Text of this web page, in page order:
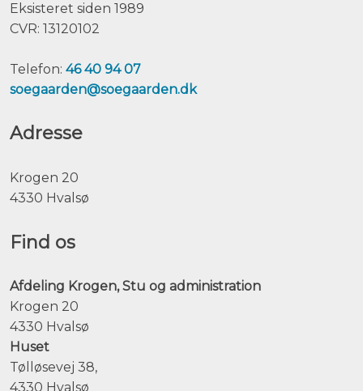
Eksisteret siden 1989
CVR: 13120102
Telefon:46 40 94 07
soegaarden@soegaarden.dk
Adresse
​Krogen 20
4330 Hvalsø
Find os
Afdeling Krogen, Stu og administration
Krogen 20
4330 Hvalsø
Huset
Tølløsevej 38,
4330 Hvalsø